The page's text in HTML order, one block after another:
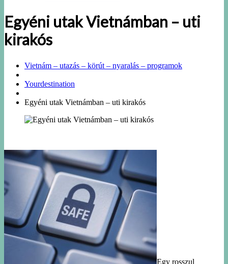
Egyéni utak Vietnámban – uti
kirakós
Vietnám – utazás – körút – nyaralás – programok
Yourdestination
Egyéni utak Vietnámban – uti kirakós
Egy rosszul